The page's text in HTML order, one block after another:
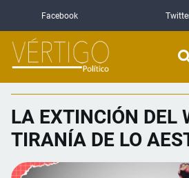
Facebook
LA EXTINCIÓN DEL
TIRANÍA DE LO